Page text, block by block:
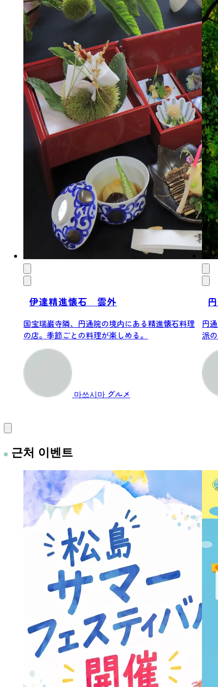
伊達精進懐石 雲外
国宝瑞巌寺隣、円通院の境内にある精進懐石料理
の店。季節ごとの料理が楽しめる。
마쓰시마 グルメ
円
派
근처 이벤트